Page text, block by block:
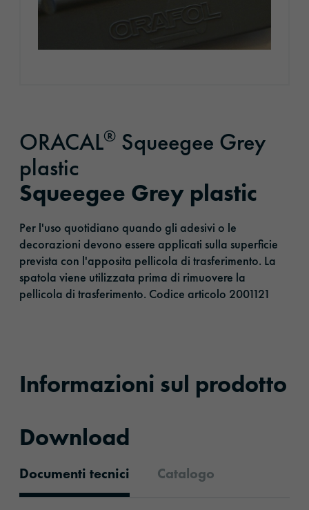
ORACAL® Squeegee Grey
plastic
Squeegee Grey plastic
Per l'uso quotidiano quando gli adesivi o le
decorazioni devono essere applicati sulla superficie
prevista con l'apposita pellicola di trasferimento. La
spatola viene utilizzata prima di rimuovere la
pellicola di trasferimento. Codice articolo 2001121
Informazioni sul prodotto
Download
Documenti tecnici Catalogo